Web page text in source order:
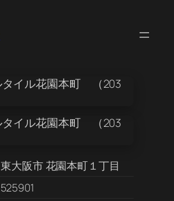
東大阪市 花園本町１丁目
525901